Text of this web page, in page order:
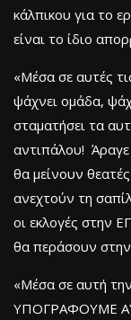
κάλπικου για το
είναι το ίδιο
«Μέσα σε αυτές
ψάχνει ομάδα,
σταματήσει τα
αντιπάλου! Άραγε
θα μείνουν
ανεχτούν τη
οι εκλογές στην
θα περάσουν
«Μέσα σε αυτή
ΥΠΟΓΡΑΦΟΥΜΕ